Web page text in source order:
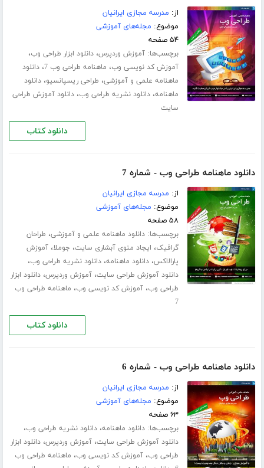
از: مدرسه مجازی ایرانیان
موضوع: مجله‌های آموزشی
۵۴ صفحه
برچسب‌ها:آموزش وردپرس،دانلود ابزار طراحی وب،
آموزش کد نویسی وب، ماهنامه طراحی وب 7 ،دانلود
ماهنامه علمی و آموزشی، طراحی ریسپانسیو،دانلود
ماهنامه،دانلود نشریه طراحی وب،دانلود آموزش طراحی
سایت
دانلود کتاب
دانلود ماهنامه طراحی وب - شماره 7
از: مدرسه مجازی ایرانیان
موضوع: مجله‌های آموزشی
۵۸ صفحه
برچسب‌ها:دانلود ماهنامه علمی و آموزشی، طراحان
گرافیک، ایجاد منوی آبشاری سایت، جوملا،آموزش
پارالاکس،دانلود ماهنامه،دانلود نشریه طراحی وب،
دانلود آموزش طراحی سایت،آموزش وردپرس،دانلود ابزار
طراحی وب،آموزش کد نویسی وب، ماهنامه طراحی وب
7
دانلود کتاب
دانلود ماهنامه طراحی وب - شماره 6
از: مدرسه مجازی ایرانیان
موضوع: مجله‌های آموزشی
۶۳ صفحه
برچسب‌ها:دانلود ماهنامه،دانلود نشریه طراحی وب،
دانلود آموزش طراحی سایت،آموزش وردپرس،دانلود ابزار
طراحی وب،آموزش کد نویسی وب، ماهنامه طراحی وب